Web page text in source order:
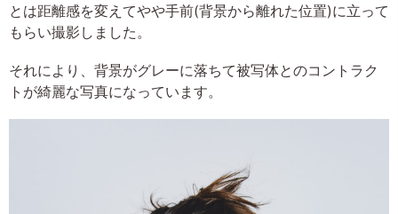
とは距離感を変えてやや手前(背景から離れた位置)に立って
もらい撮影しました。
それにより、背景がグレーに落ちて被写体とのコントラク
トが綺麗な写真になっています。